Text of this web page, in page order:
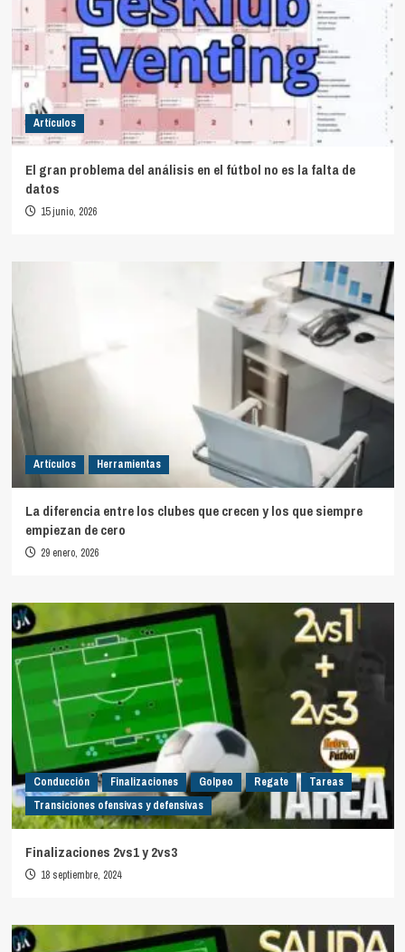
Artículos
El gran problema del análisis en el fútbol no es la falta de
datos
15 junio, 2026
Artículos Herramientas
La diferencia entre los clubes que crecen y los que siempre
empiezan de cero
29 enero, 2026
Conducción Finalizaciones Golpeo Regate
Tareas
Transiciones ofensivas y defensivas
Finalizaciones 2vs1 y 2vs3
18 septiembre, 2024